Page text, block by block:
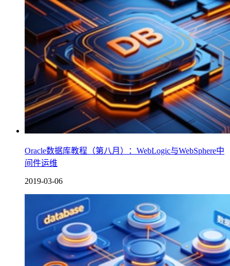
Oracle数据库教程（第八月）：WebLogic与WebSphere中
间件运维
2019-03-06